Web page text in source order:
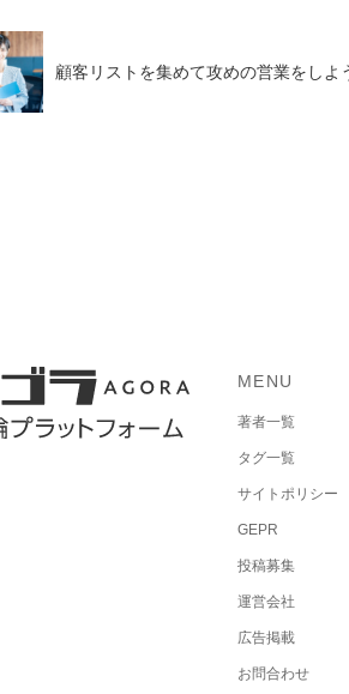
顧客リストを集めて攻めの営業をしよ
MENU
著者一覧
タグ一覧
サイトポリシー
GEPR
投稿募集
運営会社
広告掲載
お問合わせ